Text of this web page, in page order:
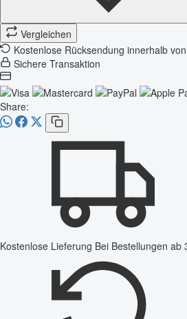
Vergleichen
Kostenlose Rücksendung innerhalb
Sichere Transaktion
Share:
Kostenlose Lieferung Bei Bestellungen ab